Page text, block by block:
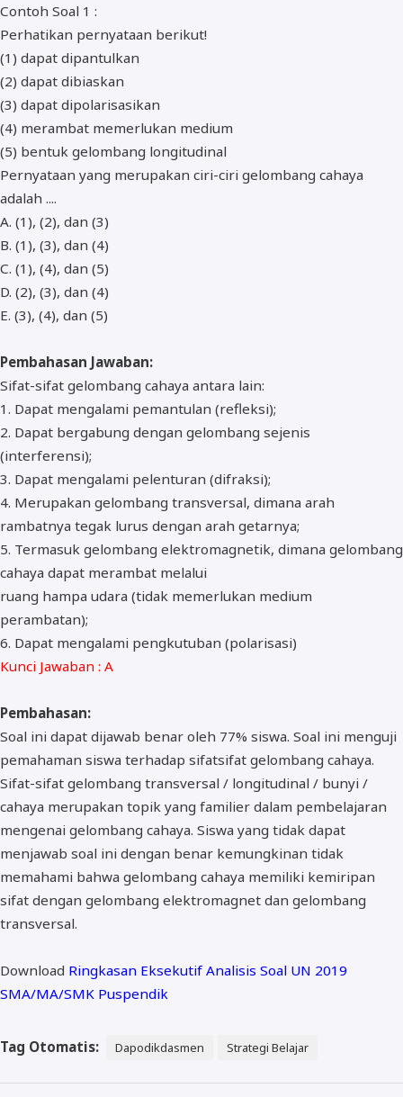
Contoh Soal 1 :
Perhatikan pernyataan berikut!
(1) dapat dipantulkan
(2) dapat dibiaskan
(3) dapat dipolarisasikan
(4) merambat memerlukan medium
(5) bentuk gelombang longitudinal
Pernyataan yang merupakan ciri-ciri gelombang cahaya
adalah ....
A. (1), (2), dan (3)
B. (1), (3), dan (4)
C. (1), (4), dan (5)
D. (2), (3), dan (4)
E. (3), (4), dan (5)
Pembahasan Jawaban:
Sifat-sifat gelombang cahaya antara lain:
1. Dapat mengalami pemantulan (refleksi);
2. Dapat bergabung dengan gelombang sejenis
(interferensi);
3. Dapat mengalami pelenturan (difraksi);
4. Merupakan gelombang transversal, dimana arah
rambatnya tegak lurus dengan arah getarnya;
5. Termasuk gelombang elektromagnetik, dimana gelombang
cahaya dapat merambat melalui
ruang hampa udara (tidak memerlukan medium
perambatan);
6. Dapat mengalami pengkutuban (polarisasi)
Kunci Jawaban : A
Pembahasan:
Soal ini dapat dijawab benar oleh 77% siswa. Soal ini menguji
pemahaman siswa terhadap sifatsifat gelombang cahaya.
Sifat-sifat gelombang transversal / longitudinal / bunyi /
cahaya merupakan topik yang familier dalam pembelajaran
mengenai gelombang cahaya. Siswa yang tidak dapat
menjawab soal ini dengan benar kemungkinan tidak
memahami bahwa gelombang cahaya memiliki kemiripan
sifat dengan gelombang elektromagnet dan gelombang
transversal.
Download Ringkasan Eksekutif Analisis Soal UN 2019
SMA/MA/SMK Puspendik
Tag Otomatis: Dapodikdasmen Strategi Belajar